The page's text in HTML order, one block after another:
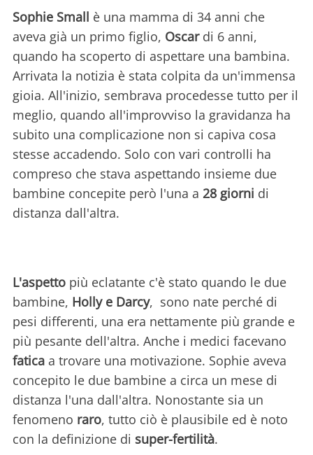
Sophie Small è una mamma di 34 anni che
aveva già un primo figlio, Oscardi 6 anni,
quando ha scoperto di aspettare una bambina.
Arrivata la notizia è stata colpita da un'immensa
gioia. All'inizio, sembrava procedesse tutto per il
meglio, quando all'improvviso la gravidanza ha
subito una complicazione non si capiva cosa
stesse accadendo. Solo con vari controlli ha
compreso che stava aspettando insieme due
bambine concepite però l'una a 28 giorni di
distanza dall'altra.
L'aspetto più eclatante c'è stato quando le due
bambine, Holly e Darcy, sono nate perché di
pesi differenti, una era nettamente più grande e
più pesante dell'altra. Anche i medici facevano
fatica a trovare una motivazione. Sophie aveva
concepito le due bambine a circa un mese di
distanza l'una dall'altra. Nonostante sia un
fenomeno raro, tutto ciò è plausibile ed è noto
con la definizione di super-fertilità.